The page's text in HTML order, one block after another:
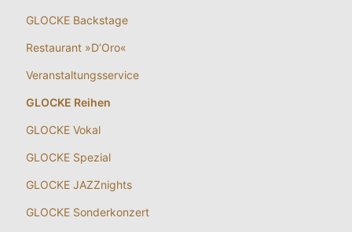
GLOCKE Backstage
Restaurant »D’Oro«
Veranstaltungsservice
GLOCKE Reihen
GLOCKE Vokal
GLOCKE Spezial
GLOCKE JAZZnights
GLOCKE Sonderkonzert